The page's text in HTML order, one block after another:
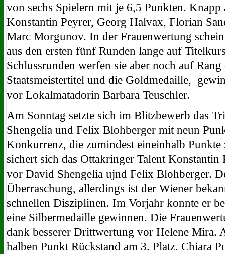
von sechs Spielern mit je 6,5 Punkten. Knapp
Konstantin Peyrer, Georg Halvax, Florian
Marc Morgunov. In der Frauenwertung
aus den ersten fünf Runden lange auf
Schlussrunden werfen sie aber noch auf
Staatsmeistertitel und die Goldmedaille,
vor Lokalmatadorin Barbara Teuschler.
Am Sonntag setzte sich im Blitzbewerb das
Shengelia und Felix Blohberger mit neun
Konkurrenz, die zumindest eineinhalb
sichert sich das Ottakringer Talent
vor David Shengelia ujnd Felix Blohberger.
Überraschung, allerdings ist der Wiener
schnellen Disziplinen. Im Vorjahr konnte er
eine Silbermedaille gewinnen. Die
dank besserer Drittwertung vor Helene
halben Punkt Rückstand am 3. Platz. Chiara